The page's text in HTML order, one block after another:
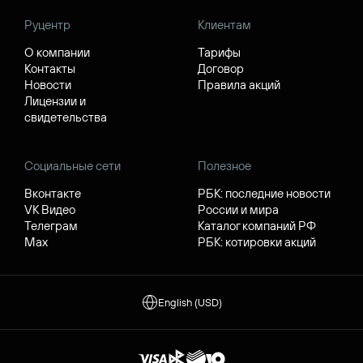
Руцентр
О компании
Контакты
Новости
Лицензии и
свидетельства
Клиентам
Тарифы
Договор
Правила акций
Социальные сети
Вконтакте
VK Видео
Телеграм
Max
Полезное
РБК: последние новости
России и мира
Каталог компаний РФ
РБК: котировки акций
English (USD)